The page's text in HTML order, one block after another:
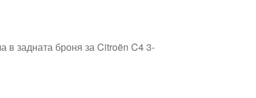
в задната броня за Citroën C4 3-